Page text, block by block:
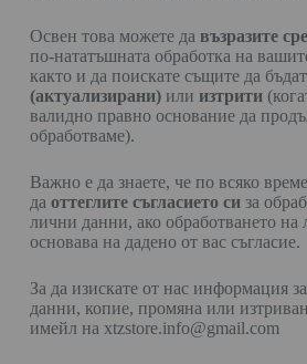
Освен това можете да възразите
по-нататъшната обработка на
както и да поискате същите да бъдат
(актуализирани)или изтрити
валидно правно основание да
обработваме).
Важно е да знаете, че по всяко
да оттеглите съгласието сиза
лични данни, ако обработването на
основава на дадено от вас съгласие.
За да изискате от нас информация
данни, копие, промяна или
имейл на xtzstore.info@gmail.com